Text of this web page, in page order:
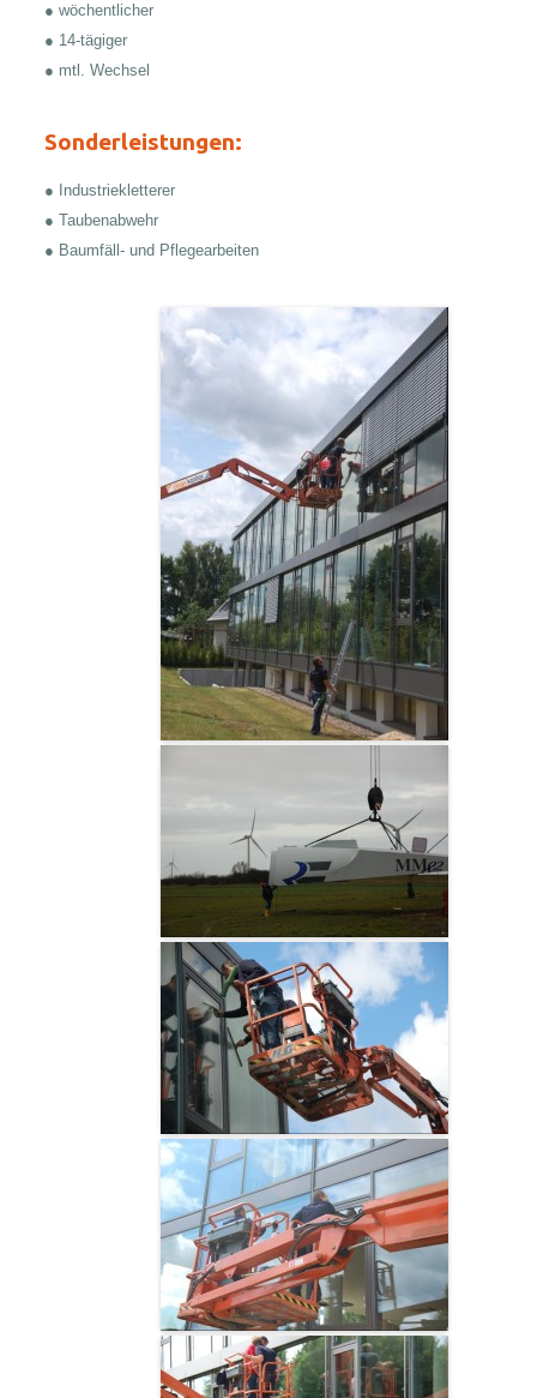
● wöchentlicher
● 14-tägiger
● mtl. Wechsel
Sonderleistungen:
● Industriekletterer
● Taubenabwehr
● Baumfäll- und Pflegearbeiten